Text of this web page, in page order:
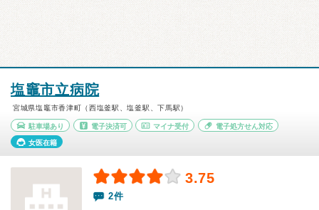
塩竈市立病院
宮城県塩竈市香津町（西塩釜駅、塩釜駅、下馬駅）
駐車場あり 電子決済可 マイナ受付 電子処方せん対応
女医在籍
3.75
2件